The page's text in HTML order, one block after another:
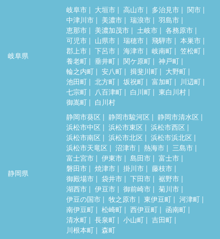
岐阜県
岐阜市 大垣市 高山市 多治見市
関市
中津川市
美濃市 瑞浪市
羽島市
恵那市
美濃加茂市 土岐市
各務原市
可児市
山県市 瑞穂市 飛騨市
本巣市
郡上市
下呂市 海津市 岐南町
笠松町
養老町
垂井町 関ケ原町
神戸町
輪之内町
安八町 揖斐川町
大野町
池田町
北方町 坂祝町 富加町
川辺町
七宗町
八百津町 白川町
東白川村
御嵩町
白川村
静岡県
静岡市葵区 静岡市駿河区
静岡市清水区
浜松市中区
浜松市東区
浜松市西区
浜松市南区
浜松市北区
浜松市浜北区
浜松市天竜区
沼津市 熱海市
三島市
富士宮市
伊東市 島田市
富士市
磐田市
焼津市 掛川市
藤枝市
御殿場市
袋井市 下田市
裾野市
湖西市
伊豆市 御前崎市
菊川市
伊豆の国市
牧之原市 東伊豆町
河津町
南伊豆町
松崎町 西伊豆町
函南町
清水町
長泉町 小山町
吉田町
川根本町
森町